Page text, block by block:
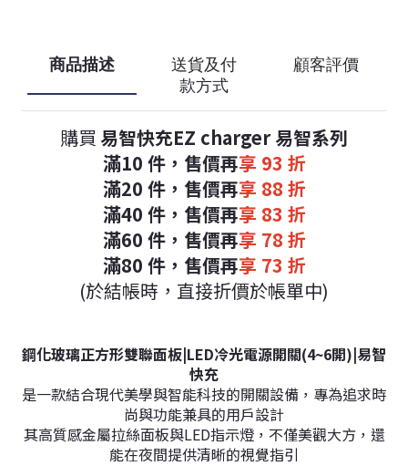
商品描述 送貨及付
款方式
顧客評價
購買 易智快充EZ charger 易智系列
滿10 件， 售價再享 93 折
滿20 件， 售價再享 88 折
滿40 件， 售價再享 83 折
滿60 件， 售價再享 78 折
滿80 件， 售價再享 73 折
(於結帳時，直接折價於帳單中)
鋼化玻璃正方形雙聯面板|LED冷光電源開關(4~6開)|易智
快充
是一款結合現代美學與智能科技的開關設備，專為追求時
尚與功能兼具的用戶設計
其高質感金屬拉絲面板與LED指示燈，不僅美觀大方，還
能在夜間提供清晰的視覺指引